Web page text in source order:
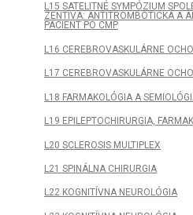
L15 SATELITNÉ SYMPÓZIUM
ZENTIVA: ANTITROMBOTICKÁ A
PACIENT PO CMP
L16 CEREBROVASKULÁRNE
L17 CEREBROVASKULÁRNE
L18 FARMAKOLÓGIA A
L19 EPILEPTOCHIRURGIA,
L20 SCLEROSIS MULTIPLEX
L21 SPINÁLNA CHIRURGIA
L22 KOGNITÍVNA NEUROLÓGIA